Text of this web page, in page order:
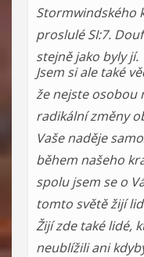
Stormwindského
proslulé SI:7.
stejně jako byly jí.
Jsem si ale také
že nejste osobou
radikální změny
Vaše naděje
během našeho
spolu jsem se o
tomto světě žijí
Žijí zde také lidé,
neublížili ani